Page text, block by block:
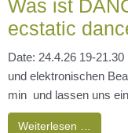
Was ist
ecstatic
Date: 24.4.26 19-
und elektronischen
min und lassen uns
Weiterlesen …